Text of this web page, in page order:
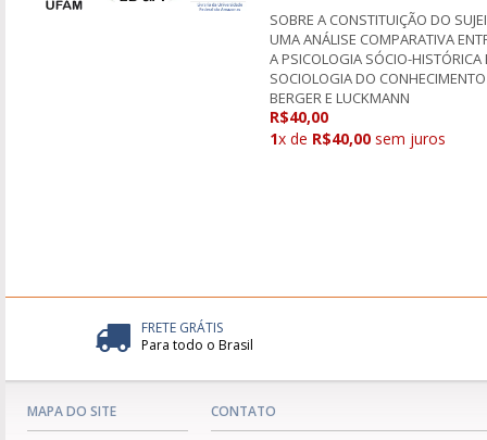
SOBRE A CONSTITUIÇÃO DO
UMA ANÁLISE COMPARATIVA
A PSICOLOGIA SÓCIO-HISTÓRICA
SOCIOLOGIA DO
BERGER E LUCKMANN
R$40,00
1x de R$40,00 sem juros
FRETE GRÁTIS
Para todo o Brasil
MAPA DO SITE CONTATO